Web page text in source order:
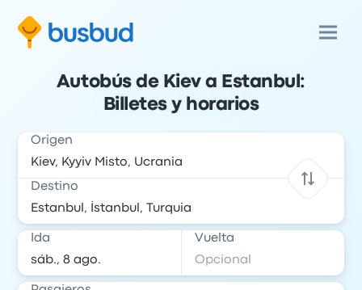
Autobús de Kiev a Estanbul:
Billetes y horarios
Origen
Destino
Ida Vuelta